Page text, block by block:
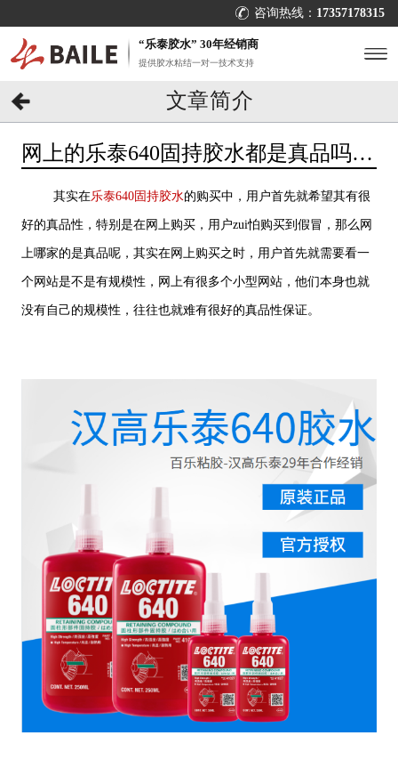
咨询热线： 17357178315
“乐泰胶水” 30年经销商
提供胶水粘结一对一技术支持
文章简介
网上的乐泰640固持胶水都是真品吗？
其实在乐泰640固持胶水的购买中，用户首先就希望其有很
好的真品性，特别是在网上购买，用户zui怕购买到假冒，那么网
上哪家的是真品呢，其实在网上购买之时，用户首先就需要看一
个网站是不是有规模性，网上有很多个小型网站，他们本身也就
没有自己的规模性，往往也就难有很好的真品性保证。